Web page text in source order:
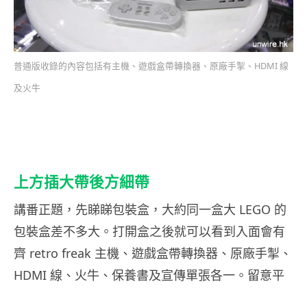
普通版收錄的內容包括有主機、遊戲盒帶轉換器、原廠手掣、HDMI 線
及火牛
上方插大帶後方細帶
講番正題，先睇睇包裝盒，大約同一盒大 LEGO 的
包裝盒差不多大。打開盒之後就可以看到入面會有
齊 retro freak 主機、遊戲盒帶轉換器、原廠手掣、
HDMI 線、火牛、保養書及宣傳單張各一。留意平